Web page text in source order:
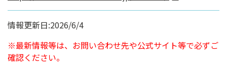
情報更新日:2026/6/4
※最新情報等は、お問い合わせ先や公式サイト等で必ずご
確認ください。